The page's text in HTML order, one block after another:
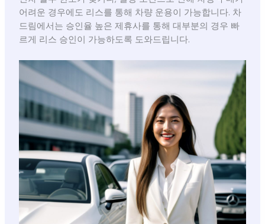
어려운 경우에도 리스를 통해 차량 운용이 가능합니다. 차
드림에서는 승인율 높은 제휴사를 통해 대부분의 경우 빠
르게 리스 승인이 가능하도록 도와드립니다.